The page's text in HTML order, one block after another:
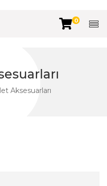
0
Aksesuarları